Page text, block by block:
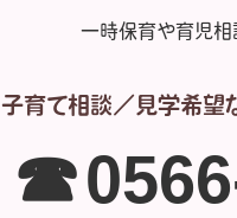
一時保育や育児相
子育て相談／見学希望な